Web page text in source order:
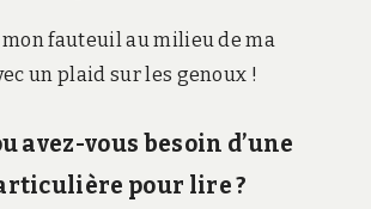
fauteuil au milieu de ma
un plaid sur les genoux !
avez-vous besoin d’une
pour lire ?